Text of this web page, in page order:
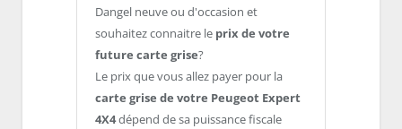
Dangel neuve ou d'occasion et
souhaitez connaitre le prix de votre
future carte grise?
Le prix que vous allez payer pour la
carte grise de votre Peugeot Expert
4X4dépend de sa puissance fiscale